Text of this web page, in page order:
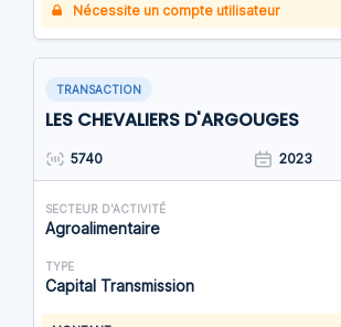
Nécessite un compte utilisateur
TRANSACTION
LES CHEVALIERS D'ARGOUGES
5740 2023
SECTEUR D'ACTIVITÉ
Agroalimentaire
TYPE
Capital Transmission